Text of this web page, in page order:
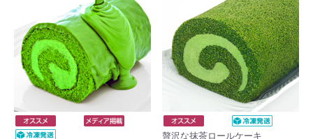
贅沢な抹茶ロールケーキ